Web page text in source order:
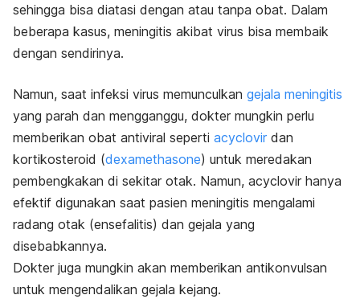
sehingga bisa diatasi dengan atau tanpa obat. Dalam
beberapa kasus, meningitis akibat virus bisa membaik
dengan sendirinya.
Namun, saat infeksi virus memunculkan gejala meningitis
yang parah dan mengganggu, dokter mungkin perlu
memberikan obat antiviral seperti acyclovir dan
kortikosteroid (dexamethasone) untuk meredakan
pembengkakan di sekitar otak. Namun, acyclovir hanya
efektif digunakan saat pasien meningitis mengalami
radang otak (ensefalitis) dan gejala yang
disebabkannya.
Dokter juga mungkin akan memberikan antikonvulsan
untuk mengendalikan gejala kejang.